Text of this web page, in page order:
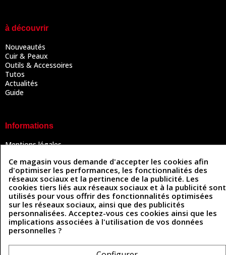
à découvrir
Nouveautés
Cuir & Peaux
Outils & Accessoires
Tutos
Actualités
Guide
Informations
Mentions légales
Politique de confidentialité
Politique des cookies
Contactez-nous
Coordonnées
493 Chemin de Catougnac
contact@cuirenstock.com
Ce magasin vous demande d'accepter les cookies afin
d'optimiser les performances, les fonctionnalités des
réseaux sociaux et la pertinence de la publicité. Les
cookies tiers liés aux réseaux sociaux et à la publicité sont
utilisés pour vous offrir des fonctionnalités optimisées
sur les réseaux sociaux, ainsi que des publicités
personnalisées. Acceptez-vous ces cookies ainsi que les
implications associées à l'utilisation de vos données
personnelles ?